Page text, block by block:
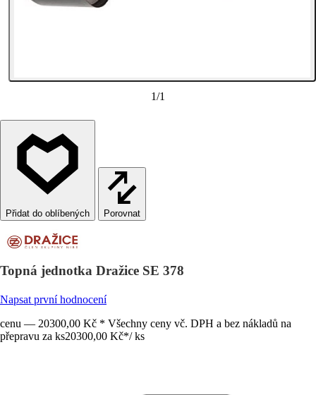
1/1
Porovnat
Topná jednotka Dražice SE 378
Napsat první hodnocení
cenu — 20300,00 Kč * Všechny ceny vč. DPH a bez nákladů na
přepravu za ks20300,00 Kč*/ ks